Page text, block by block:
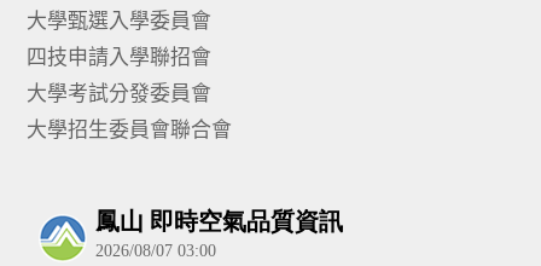
大學甄選入學委員會
四技申請入學聯招會
大學考試分發委員會
大學招生委員會聯合會